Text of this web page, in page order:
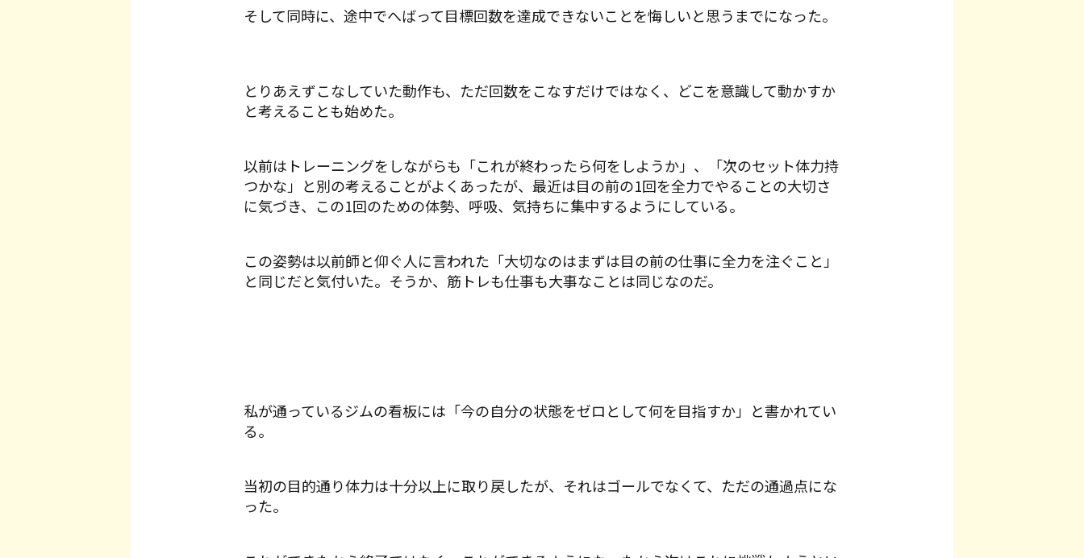
そして同時に、途中でへばって目標回数を達成できないことを悔しいと思うまでになった。
とりあえずこなしていた動作も、ただ回数をこなすだけではなく、どこを意識して動かすか
と考えることも始めた。
以前はトレーニングをしながらも「これが終わったら何をしようか」、「次のセット体力持
つかな」と別の考えることがよくあったが、最近は目の前の1回を全力でやることの大切さ
に気づき、この1回のための体勢、呼吸、気持ちに集中するようにしている。
この姿勢は以前師と仰ぐ人に言われた「大切なのはまずは目の前の仕事に全力を注ぐこと」
と同じだと気付いた。そうか、筋トレも仕事も大事なことは同じなのだ。
私が通っているジムの看板には「今の自分の状態をゼロとして何を目指すか」と書かれてい
る。
当初の目的通り体力は十分以上に取り戻したが、それはゴールでなくて、ただの通過点にな
った。